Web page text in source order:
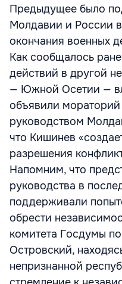
Предыдущее было
Молдавии и России
окончания военных
Как сообщалось
действий в другой
— Южной Осетии —
объявили мораторий
руководством
что Кишинев
разрешения
Напомним, что
руководства в
поддерживали
обрести
комитета Госдумы
Островский,
непризнанной